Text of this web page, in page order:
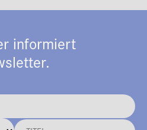
informiert